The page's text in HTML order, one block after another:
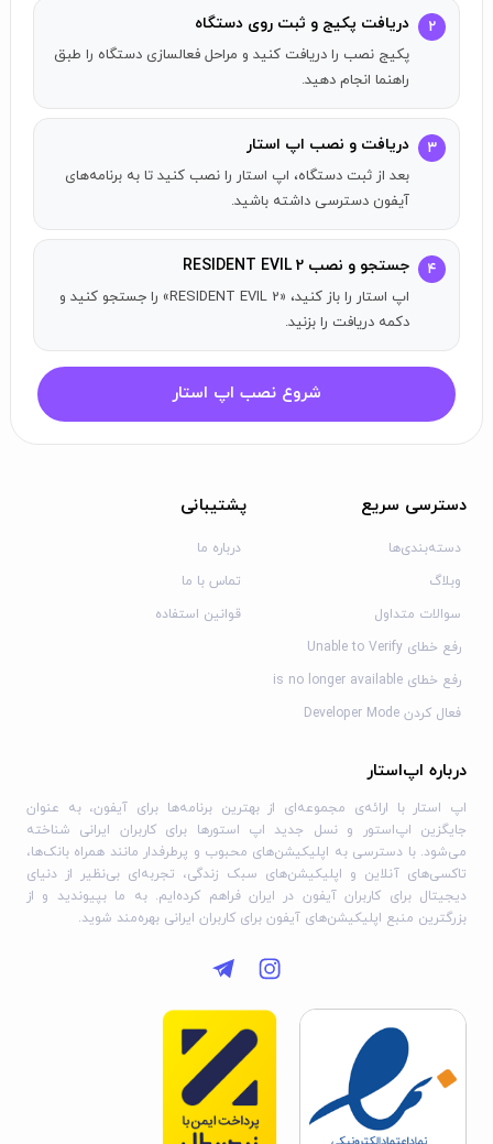
احتیاط‌های خرید
هیچ دلیلی ارائه نخواهد شد.
است استفاده شوند و نمی‌توانند با اعضای Family Sharing به اشتراک
سیستم عامل و دستگاه‌های سازگار
لینک به اطلاعات سازگاری
۲ دریافت پکیج و ثبت روی دستگاه
پکیج نصب را دریافت کنید و مراحل فعالسازی دستگاه را طبق
راهنما انجام دهید.
۳ دریافت و نصب اپ استار
بعد از ثبت دستگاه، اپ استار را نصب کنید تا به برنامه‌های
آیفون دسترسی داشته باشید.
۴ جستجو و نصب RESIDENT EVIL 2
اپ استار را باز کنید، «RESIDENT EVIL 2» را جستجو کنید و
دکمه دریافت را بزنید.
شروع نصب اپ استار
دسترسی سریع
دسته‌بندی‌ها
وبلاگ
سوالات متداول
رفع خطای Unable to Verify
رفع خطای is no longer available
فعال کردن Developer Mode
پشتیبانی
درباره ما
تماس با ما
قوانین استفاده
درباره اپ‌استار
اپ استار با ارائه‌ی مجموعه‌ای از بهترین برنامه‌ها برای آیفون، به عنوان
جایگزین اپ‌استور و نسل جدید اپ استورها برای کاربران ایرانی شناخته
می‌شود. با دسترسی به اپلیکیشن‌های محبوب و پرطرفدار مانند همراه بانک‌ها،
تاکسی‌های آنلاین و اپلیکیشن‌های سبک زندگی، تجربه‌ای بی‌نظیر از دنیای
دیجیتال برای کاربران آیفون در ایران فراهم کرده‌ایم. به ما بپیوندید و از
بزرگترین منبع اپلیکیشن‌های آیفون برای کاربران ایرانی بهره‌مند شوید.